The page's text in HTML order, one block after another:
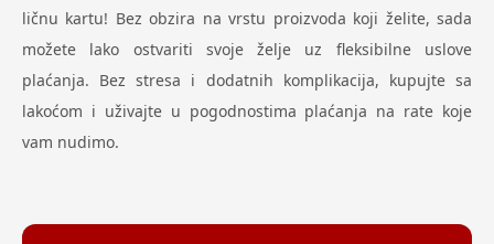
ličnu kartu! Bez obzira na vrstu proizvoda koji želite, sada
možete lako ostvariti svoje želje uz fleksibilne uslove
plaćanja. Bez stresa i dodatnih komplikacija, kupujte sa
lakoćom i uživajte u pogodnostima plaćanja na rate koje
vam nudimo.